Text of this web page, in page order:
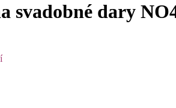
svadobné dary